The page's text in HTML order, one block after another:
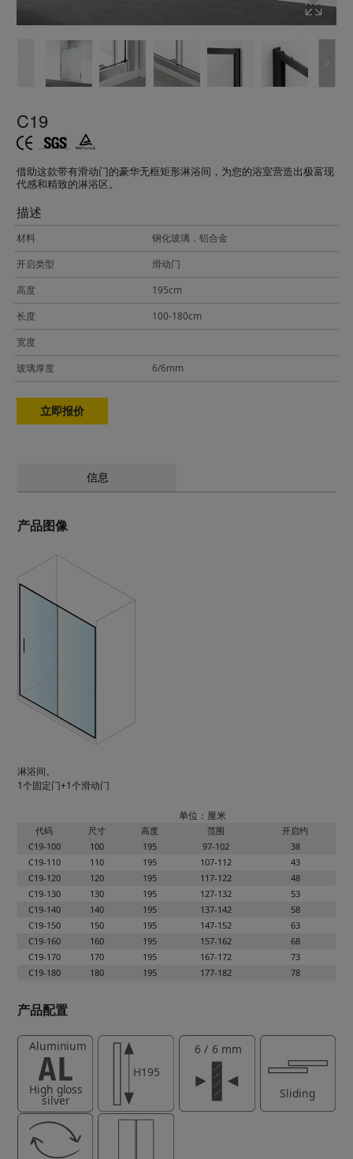
C19
借助这款带有滑动门的豪华无框矩形淋浴间，为您的浴室营造出极富现
代感和精致的淋浴区。
描述
材料
钢化玻璃，铝合金
开启类型
滑动门
高度
195cm
长度
100-180cm
宽度
玻璃厚度
6/6mm
立即报价
信息
产品图像
淋浴间。
1个固定门+1个滑动门
单位：厘米
代码 尺寸 高度 范围
开启约
C19-100
100 195 97-102
38
C19-110
110 195 107-112
43
C19-120
120 195 117-122
48
C19-130
130 195 127-132
53
C19-140
140 195 137-142
58
C19-150
150 195 147-152
63
C19-160
160 195 157-162
68
C19-170
170 195 167-172
73
C19-180
180 195 177-182 78
产品配置